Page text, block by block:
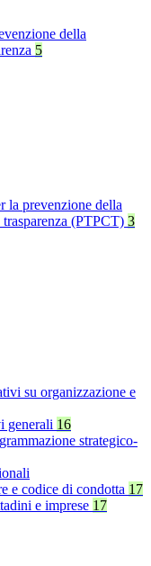
della
5
la prevenzione della
(PTPCT) 3
su organizzazione e
generali 16
strategico-
e codice di condotta 17
e imprese 17